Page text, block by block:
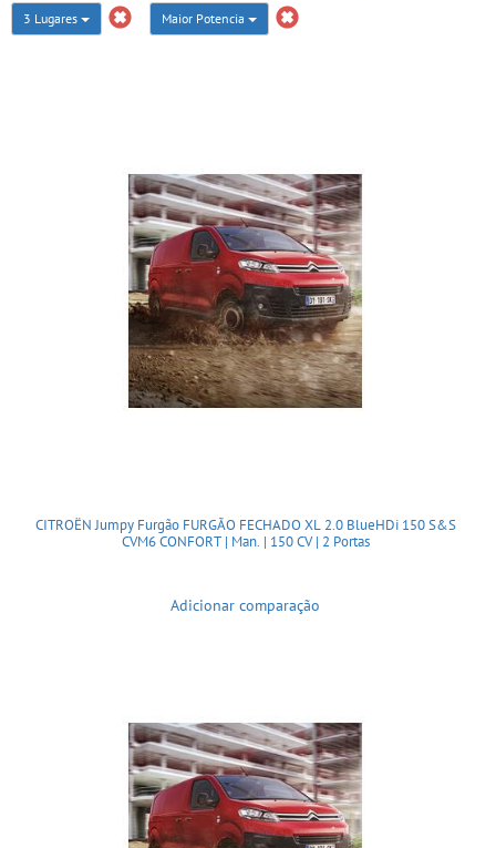
3 Lugares Maior Potencia
CITROËN Jumpy Furgão FURGÃO FECHADO XL 2.0 BlueHDi 150 S&S
CVM6 CONFORT | Man. | 150 CV | 2 Portas
Adicionar comparação